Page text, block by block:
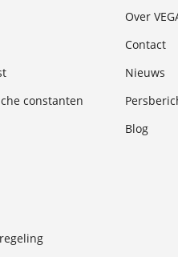
constanten
Over
Contact
Nieuws
Blog